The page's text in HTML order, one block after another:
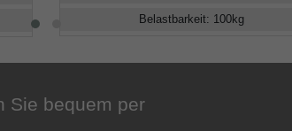
Belastbarkeit: 100kg
Sie bequem per